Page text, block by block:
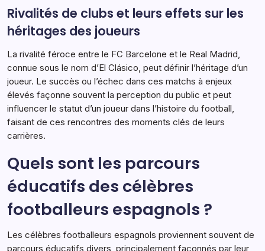
Rivalités de clubs et leurs effets sur les
héritages des joueurs
La rivalité féroce entre le FC Barcelone et le Real Madrid,
connue sous le nom d’El Clásico, peut définir l’héritage d’un
joueur. Le succès ou l’échec dans ces matchs à enjeux
élevés façonne souvent la perception du public et peut
influencer le statut d’un joueur dans l’histoire du football,
faisant de ces rencontres des moments clés de leurs
carrières.
Quels sont les parcours
éducatifs des célèbres
footballeurs espagnols ?
Les célèbres footballeurs espagnols proviennent souvent de
parcours éducatifs divers, principalement façonnés par leur